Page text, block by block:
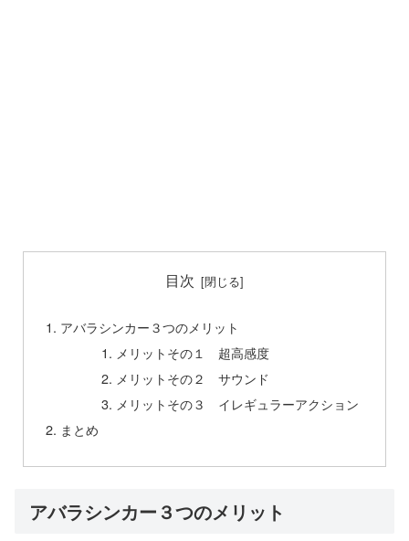
目次
アバラシンカー３つのメリット
メリットその１ 超高感度
メリットその２ サウンド
メリットその３ イレギュラーアクション
まとめ
アバラシンカー３つのメリット